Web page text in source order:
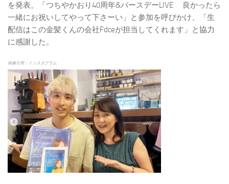
を発表。「つちやかおり40周年&バースデーLIVE 良かったら
一緒にお祝いしてやって下さーい」と参加を呼びかけ、「生
配信はこの金髪くんの会社Fdceが担当してくれます」と協力
に感謝した。
画像引用：インスタグラム